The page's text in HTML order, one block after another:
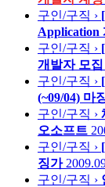
구인/구직 ›
Application
구인/구직 ›
개발자 모집
구인/구직 ›
(~09/04) 마
구인/구직 ›
오소프트
구인/구직 ›
징가
구인/구직 ›